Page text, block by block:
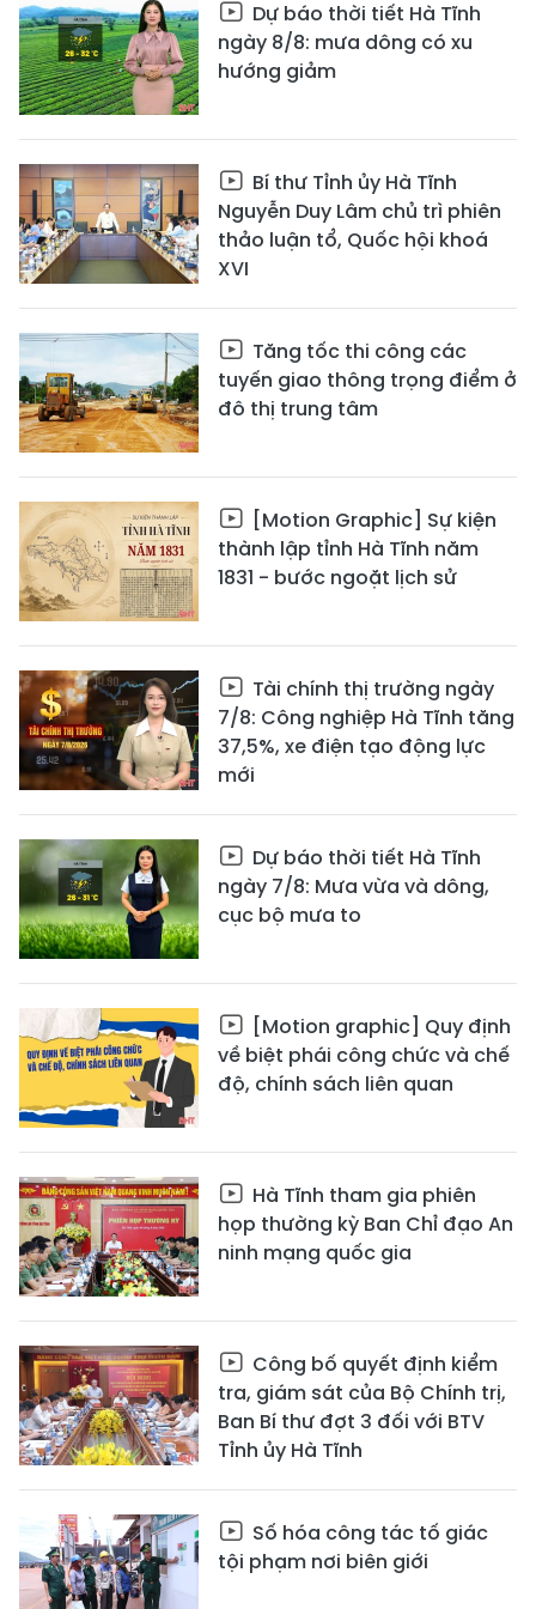
Dự báo thời tiết Hà Tĩnh
ngày 8/8: mưa dông có xu
hướng giảm
Bí thư Tỉnh ủy Hà Tĩnh
Nguyễn Duy Lâm chủ trì phiên
thảo luận tổ, Quốc hội khoá
XVI
Tăng tốc thi công các
tuyến giao thông trọng điểm ở
đô thị trung tâm
[Motion Graphic] Sự kiện
thành lập tỉnh Hà Tĩnh năm
1831 - bước ngoặt lịch sử
Tài chính thị trường ngày
7/8: Công nghiệp Hà Tĩnh tăng
37,5%, xe điện tạo động lực
mới
Dự báo thời tiết Hà Tĩnh
ngày 7/8: Mưa vừa và dông,
cục bộ mưa to
[Motion graphic] Quy định
về biệt phái công chức và chế
độ, chính sách liên quan
Hà Tĩnh tham gia phiên
họp thường kỳ Ban Chỉ đạo An
ninh mạng quốc gia
Công bố quyết định kiểm
tra, giám sát của Bộ Chính trị,
Ban Bí thư đợt 3 đối với BTV
Tỉnh ủy Hà Tĩnh
Số hóa công tác tố giác
tội phạm nơi biên giới